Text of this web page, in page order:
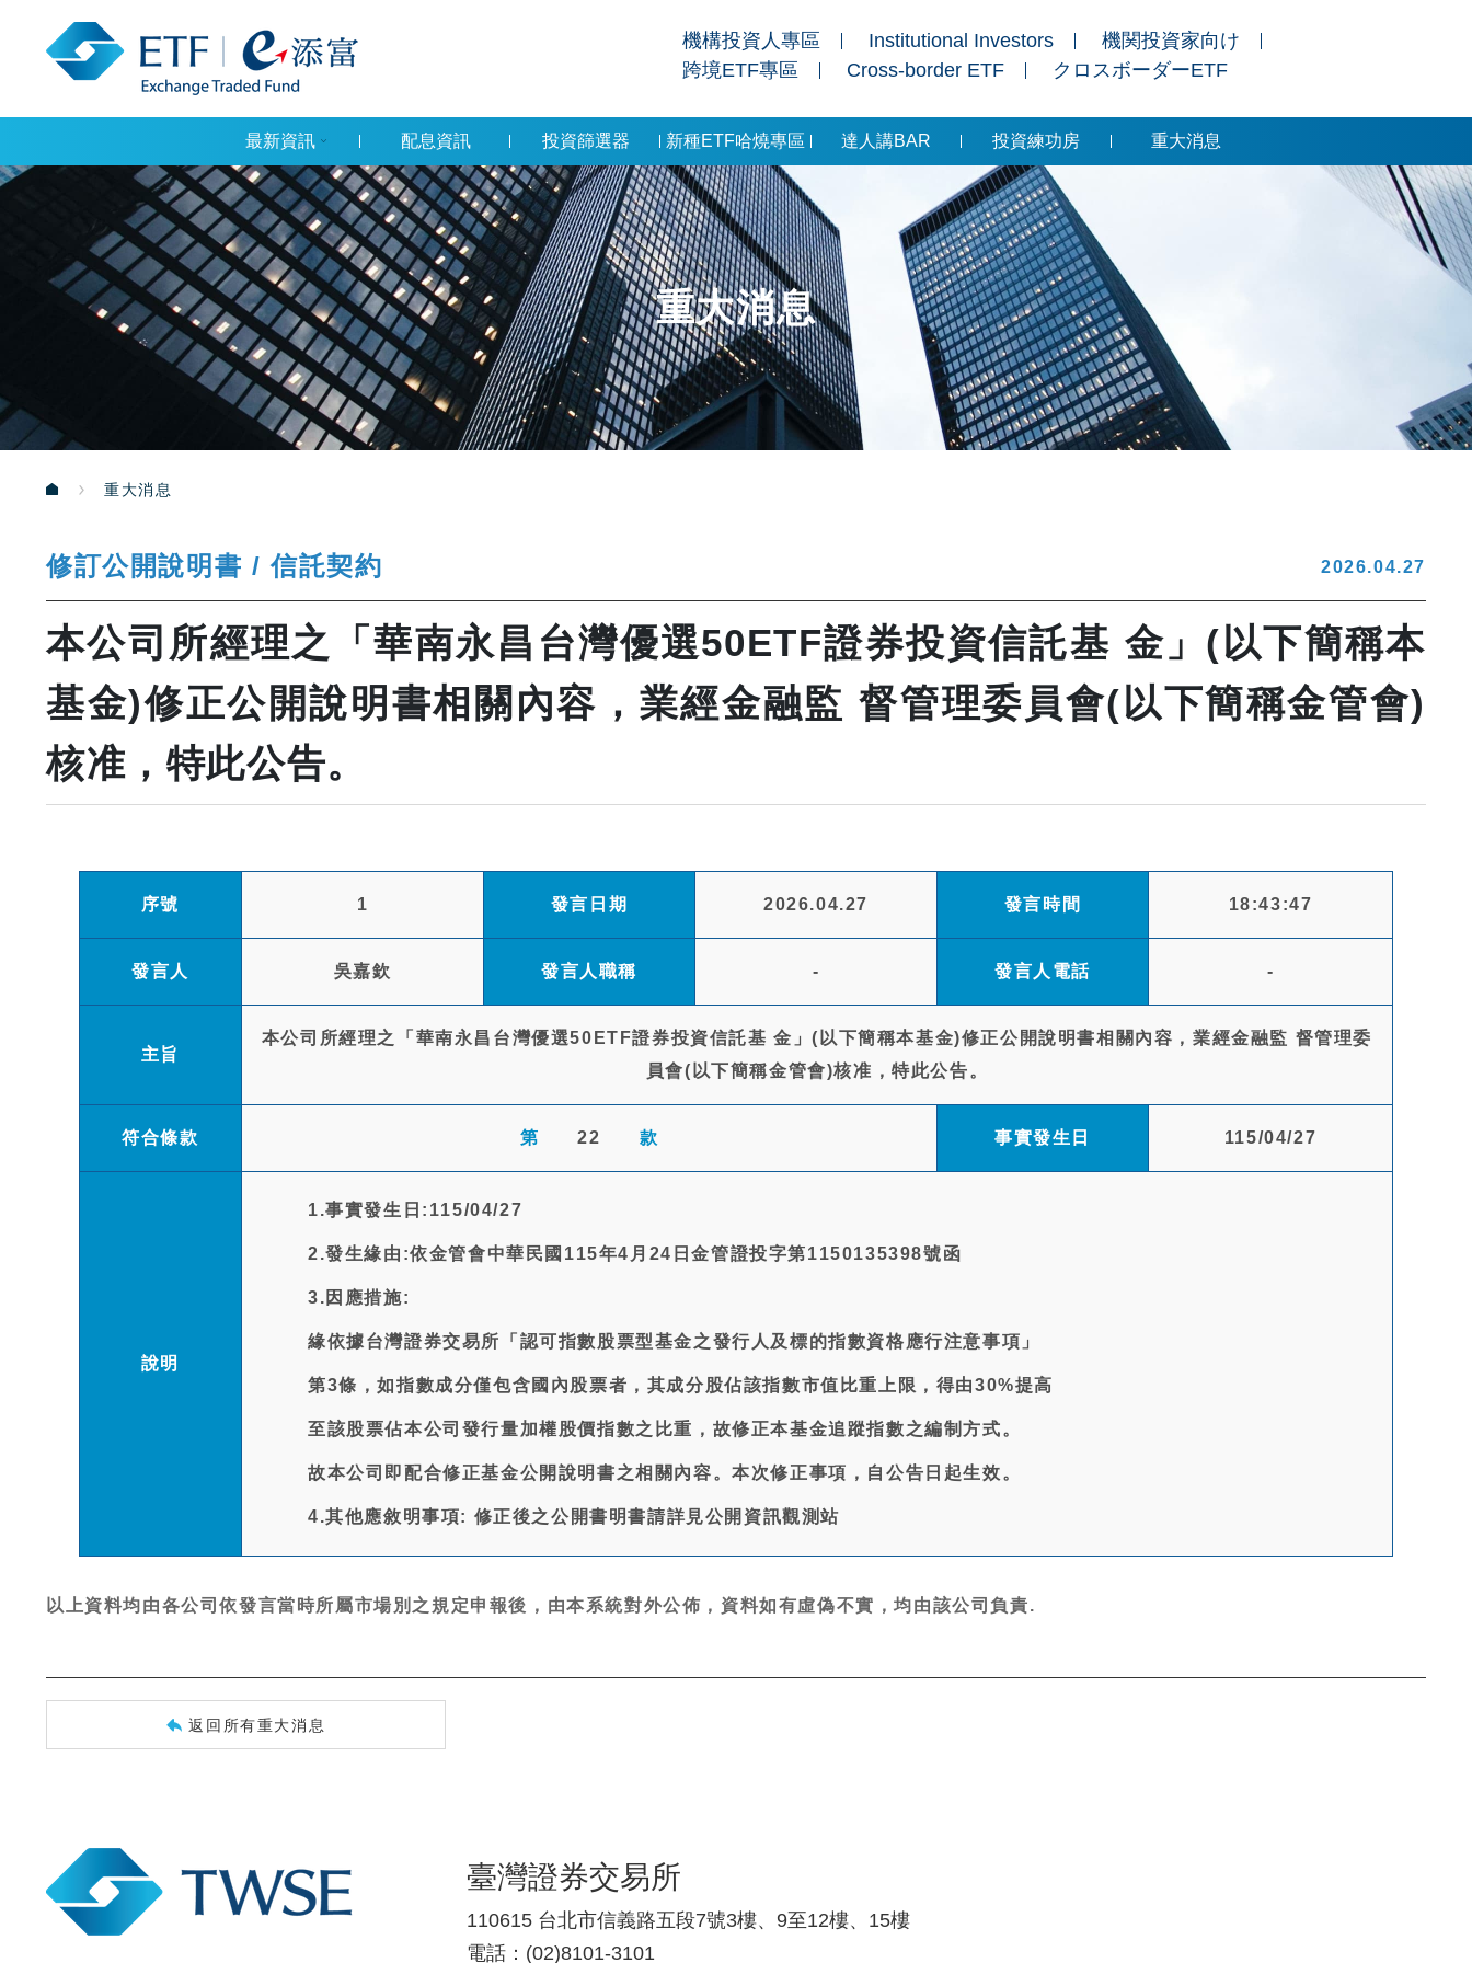
機構投資人專區 Institutional Investors
機関投資家向け
跨境ETF專區
Cross-border ETF クロスボーダーETF
最新資訊 配息資訊 投資篩選器 新種ETF哈燒專區 達人講BAR 投資練功房 重大消息
重大消息
重大消息
修訂公開說明書 / 信託契約 2026.04.27
本公司所經理之「華南永昌台灣優選50ETF證券投資信託基 金」(以下簡稱本
基金)修正公開說明書相關內容，業經金融監 督管理委員會(以下簡稱金管會)
核准，特此公告。
序號 1 發言日期 2026.04.27 發言時間 18:43:47
發言人 吳嘉欽 發言人職稱 - 發言人電話 -
主旨
本公司所經理之「華南永昌台灣優選50ETF證券投資信託基 金」(以下簡稱本基金)修正公開說明書相關內容，業經金融監 督管理委
員會(以下簡稱金管會)核准，特此公告。
符合條款 第 22 款 事實發生日 115/04/27
說明
1.事實發生日:115/04/27
2.發生緣由:依金管會中華民國115年4月24日金管證投字第1150135398號函
3.因應措施:
緣依據台灣證券交易所「認可指數股票型基金之發行人及標的指數資格應行注意事項」
第3條，如指數成分僅包含國內股票者，其成分股佔該指數市值比重上限，得由30%提高
至該股票佔本公司發行量加權股價指數之比重，故修正本基金追蹤指數之編制方式。
故本公司即配合修正基金公開說明書之相關內容。本次修正事項，自公告日起生效。
4.其他應敘明事項: 修正後之公開書明書請詳見公開資訊觀測站
以上資料均由各公司依發言當時所屬市場別之規定申報後，由本系統對外公佈，資料如有虛偽不實，均由該公司負責.
返回所有重大消息
臺灣證券交易所
110615 台北市信義路五段7號3樓、9至12樓、15樓
電話：(02)8101-3101